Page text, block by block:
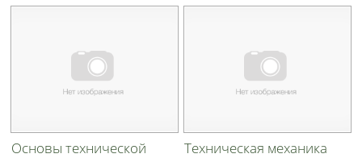
Основы технической
Техническая механика